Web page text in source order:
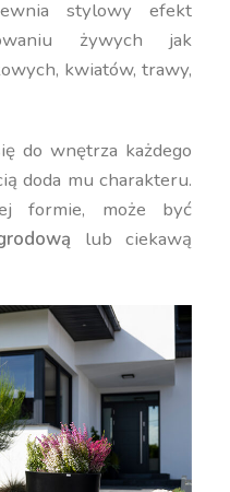
stylowy efekt
żywych jak
kwiatów, trawy,
do wnętrza każdego
doda mu charakteru.
formie, może być
lub ciekawą